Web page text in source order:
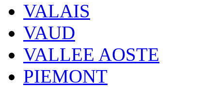
VALAIS
VAUD
VALLEE AOSTE
PIEMONT